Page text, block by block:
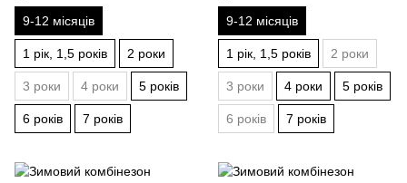
9-12 місяців
1 рік, 1,5 років 2 роки
3 роки 4 роки 5 років
6 років 7 років
9-12 місяців
1 рік, 1,5 років 2 роки
3 роки 4 роки 5 років
6 років 7 років